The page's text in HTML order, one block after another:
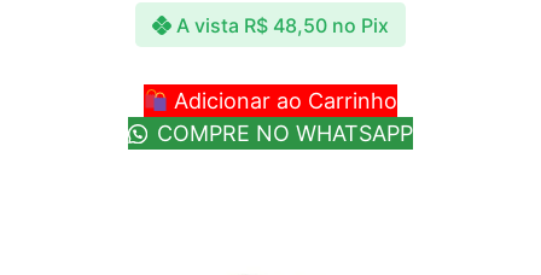
A vista R$ 48,50 no Pix
Adicionar ao Carrinho
COMPRE NO WHATSAPP